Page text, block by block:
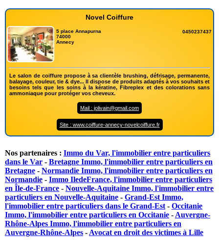
Novel Coiffure
5 place Annapurna
74000
Annecy
0450237437
Le salon de coiffure propose à sa clientèle brushing, défrisage, permanente,
balayage, couleur, tie & dye... Il dispose de produits adaptés à vos souhaits et
besoins tels que les soins à la kératine, Fibreplex et des colorations sans
ammoniaque pour protéger vos cheveux.
Mail : jolivain@gmail.com
Site : www.coiffure-annecy-novelcoiffure.fr
Nos partenaires : Immo du Var, l'immobilier entre particuliers
dans le Var - Bretagne Immo, l'immobilier entre particuliers en
Bretagne - Normandie Immo, l'immobilier entre particuliers en
Normandie - Immo IledeFrance, l'immobilier entre particuliers
en Île-de-France - Nouvelle-Aquitaine Immo, l'immobilier entre
particuliers en Nouvelle-Aquitaine - Grand-Est Immo,
l'immobilier entre particuliers dans le Grand-Est - Occitanie
Immo, l'immobilier entre particuliers en Occitanie - Auvergne-
Rhône-Alpes Immo, l'immobilier entre particuliers en
Auvergne-Rhône-Alpes - Avocat en droit des victimes à Lille